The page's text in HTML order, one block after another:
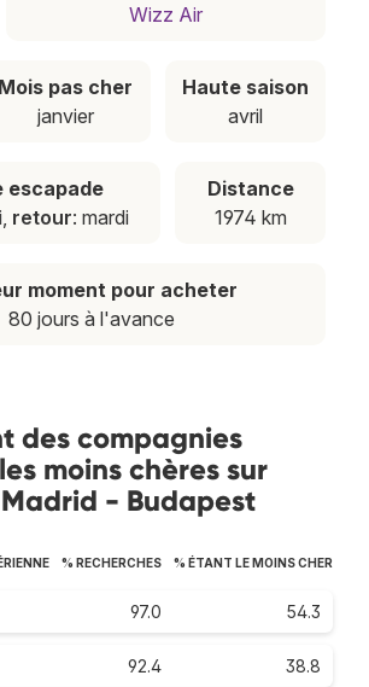
Wizz Air
Mois pas cher
janvier
Haute saison
avril
escapade
retour: mardi
Distance
1974 km
moment pour acheter
80 jours à l'avance
des compagnies
moins chères sur
- Budapest
% RECHERCHES % ÉTANT LE MOINS CHER
97.0 54.3
92.4 38.8